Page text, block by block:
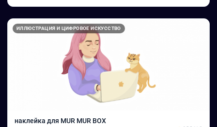
ИЛЛЮСТРАЦИЯ И ЦИФРОВОЕ ИСКУССТВО
наклейка для MUR MUR BOX